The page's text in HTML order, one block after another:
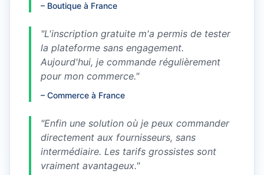
– Boutique à France
"L'inscription gratuite m'a permis de tester
la plateforme sans engagement.
Aujourd'hui, je commande régulièrement
pour mon commerce."
– Commerce à France
"Enfin une solution où je peux commander
directement aux fournisseurs, sans
intermédiaire. Les tarifs grossistes sont
vraiment avantageux."